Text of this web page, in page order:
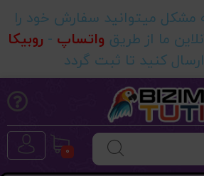
میتوانید سفارش خود را
ما از طریق واتساپ - روبیکا
ارسال کنید تا ثبت گردد
0